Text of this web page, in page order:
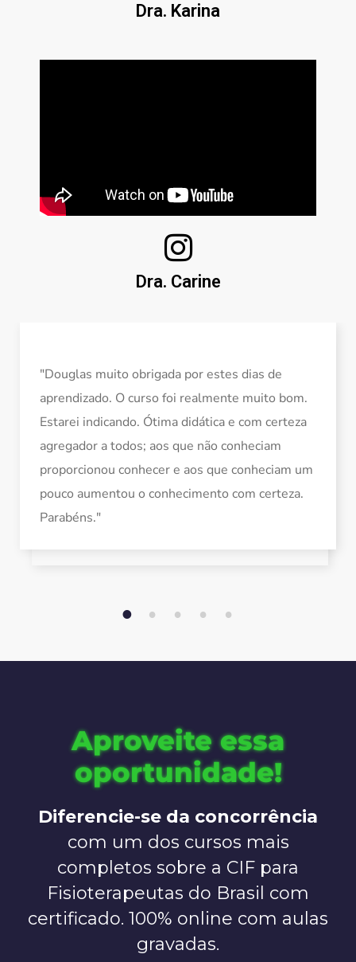
Dra. Karina
Dra. Carine
"Douglas muito obrigada por estes dias de
aprendizado. O curso foi realmente muito bom.
Estarei indicando. Ótima didática e com certeza
agregador a todos; aos que não conheciam
proporcionou conhecer e aos que conheciam um
pouco aumentou o conhecimento com certeza.
Parabéns."
1 2 3 4 5
Aproveite essa
oportunidade!
Diferencie-se da concorrência
com um dos cursos mais
completos sobre a CIF para
Fisioterapeutas do Brasil com
certificado. 100% online com aulas
gravadas.